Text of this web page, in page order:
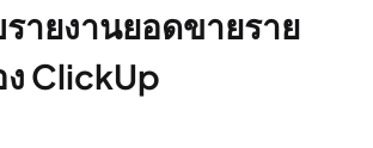
ายงานยอดขายราย
ClickUp